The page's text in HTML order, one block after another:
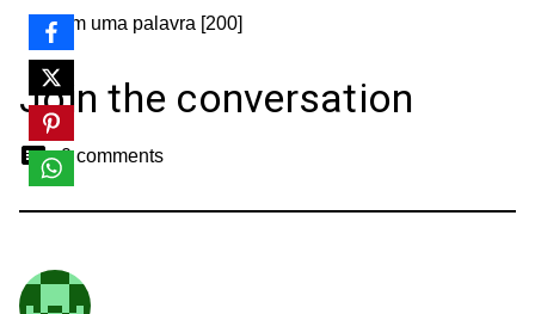
Em uma palavra [200]
chevron_right
Join the conversation
comment 0 comments